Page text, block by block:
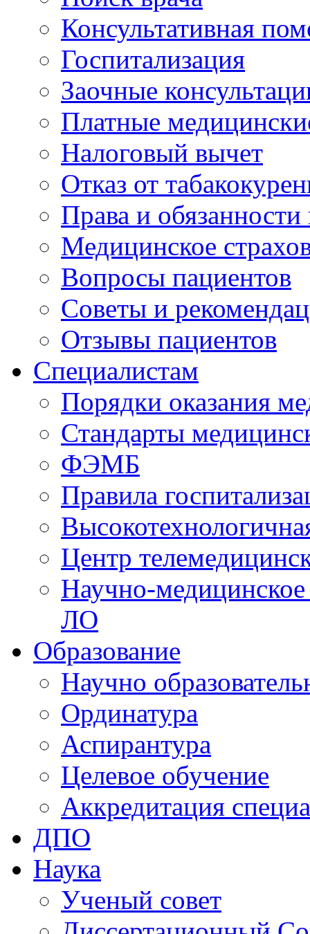
Консультативная
Госпитализация
Заочные
Платные
Налоговый вычет
Отказ от
Права и
Медицинское
Вопросы пациентов
Советы и
Отзывы пациентов
Специалистам
Порядки оказания
Стандарты
ФЭМБ
Правила
Центр
Научно-
ЛО
Образование
Научно
Ординатура
Аспирантура
Целевое обучение
Аккредитация
ДПО
Наука
Ученый совет